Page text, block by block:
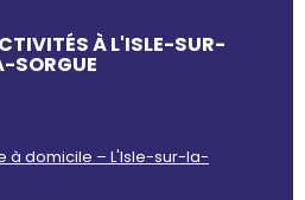
À L'ISLE-SUR-
SORGUE
à domicile – L'Isle-sur-la-